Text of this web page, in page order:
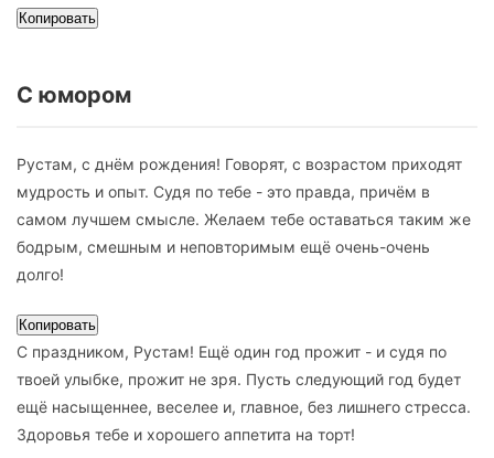
Копировать
С юмором
Рустам, с днём рождения! Говорят, с возрастом приходят
мудрость и опыт. Судя по тебе - это правда, причём в
самом лучшем смысле. Желаем тебе оставаться таким же
бодрым, смешным и неповторимым ещё очень-очень
долго!
Копировать
С праздником, Рустам! Ещё один год прожит - и судя по
твоей улыбке, прожит не зря. Пусть следующий год будет
ещё насыщеннее, веселее и, главное, без лишнего стресса.
Здоровья тебе и хорошего аппетита на торт!